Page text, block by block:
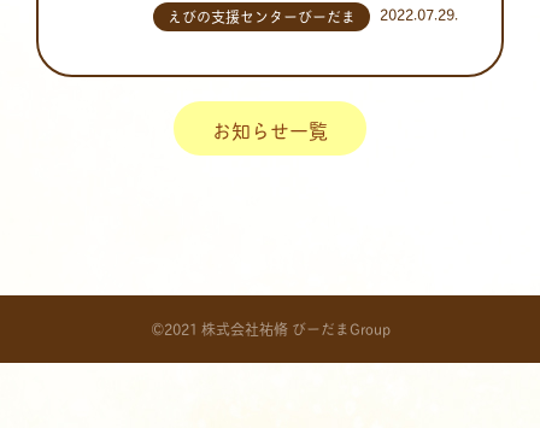
2022.07.29.
えびの支援センターびーだま
お知らせ一覧
©2021 株式会社祐脩 びーだまGroup